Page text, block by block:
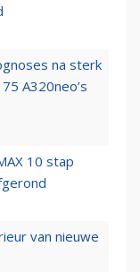
na sterk
A320neo’s
10 stap
van nieuwe